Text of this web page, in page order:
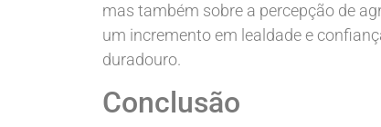
mas também sobre a percepção de
um incremento em lealdade e
duradouro.
Conclusão